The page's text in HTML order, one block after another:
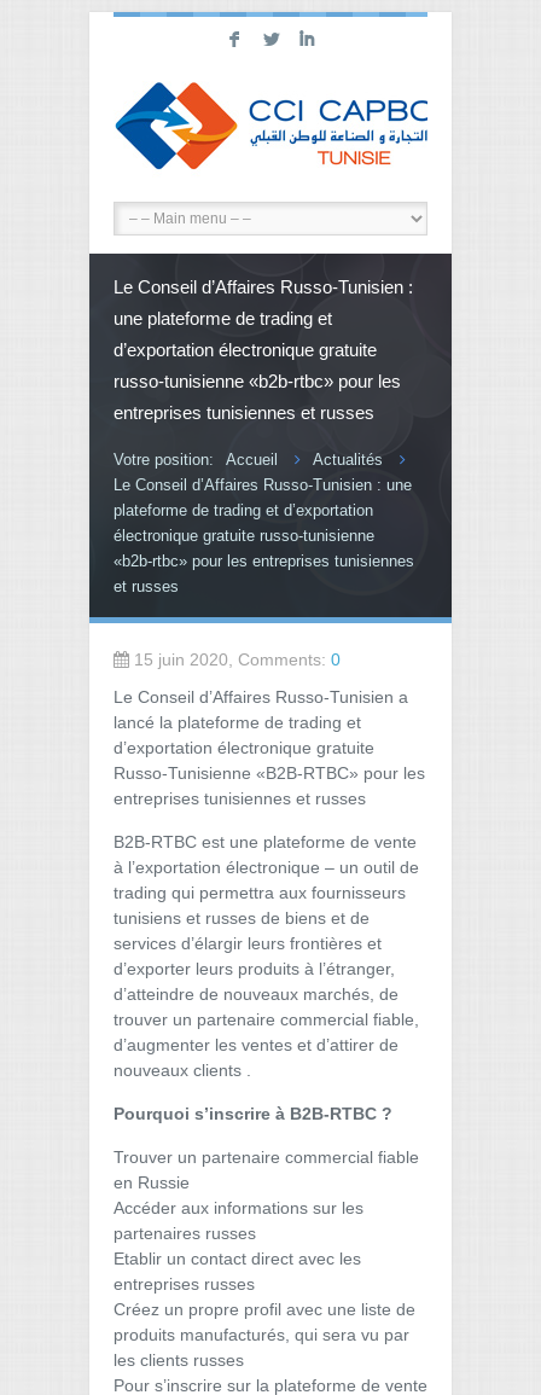
F L I
Le Conseil d’Affaires Russo-Tunisien :
une plateforme de trading et
d’exportation électronique gratuite
russo-tunisienne «b2b-rtbc» pour les
entreprises tunisiennes et russes
Votre position: Accueil
Actualités
Le Conseil d’Affaires Russo-Tunisien : une
plateforme de trading et d’exportation
électronique gratuite russo-tunisienne
«b2b-rtbc» pour les entreprises tunisiennes
et russes
15 juin 2020, Comments: 0
Le Conseil d’Affaires Russo-Tunisien a
lancé la plateforme de trading et
d’exportation électronique gratuite
Russo-Tunisienne «B2B-RTBC» pour les
entreprises tunisiennes et russes
B2B-RTBC est une plateforme de vente
à l’exportation électronique – un outil de
trading qui permettra aux fournisseurs
tunisiens et russes de biens et de
services d’élargir leurs frontières et
d’exporter leurs produits à l’étranger,
d’atteindre de nouveaux marchés, de
trouver un partenaire commercial fiable,
d’augmenter les ventes et d’attirer de
nouveaux clients .
Pourquoi s’inscrire à B2B-RTBC ?
Trouver un partenaire commercial fiable
en Russie
Accéder aux informations sur les
partenaires russes
Etablir un contact direct avec les
entreprises russes
Créez un propre profil avec une liste de
produits manufacturés, qui sera vu par
les clients russes
Pour s’inscrire sur la plateforme de vente